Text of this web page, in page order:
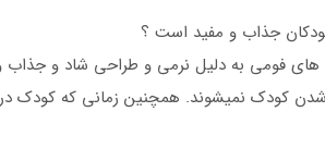
جذاب و مفید است ؟
های فومی به دلیل نرمی و طراحی شاد و
کودک نمیشوند. همچنین زمانی که کودک در